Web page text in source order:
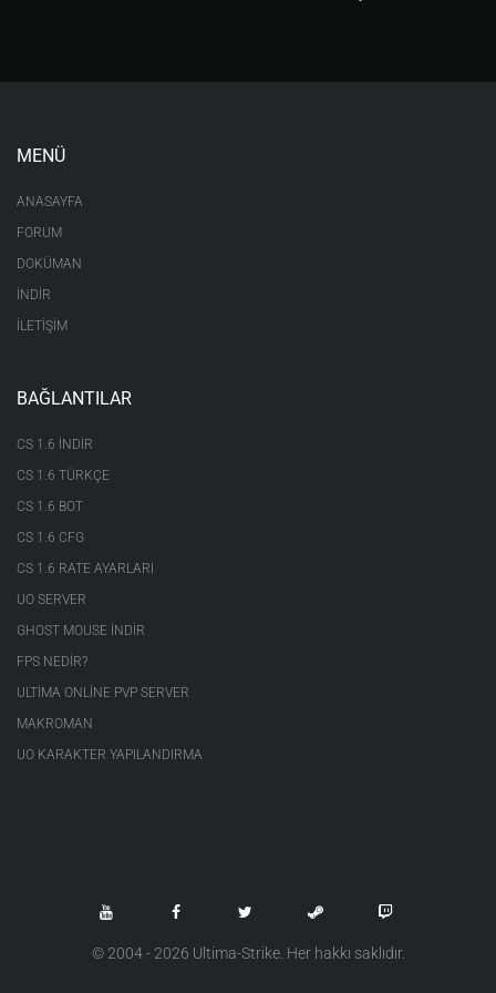
if (strmatch(´<src.region.events>´,´r_house_p
else
Kullanilir...
if (strmatch(´<src.region.events>´,´r_house_p
ublic´)) || (strmatch(´<src.region.events>´,
´r_house_private´))
src.sysmessage @0785,1,1 Bu Komut Sadece Evde
return 1
MENÜ
ANASAYFA
FORUM
DOKÜMAN
İNDİR
İLETİŞİM
BAĞLANTILAR
CS 1.6 INDIR
CS 1.6 TÜRKÇE
CS 1.6 BOT
CS 1.6 CFG
CS 1.6 RATE AYARLARI
UO SERVER
GHOST MOUSE INDIR
FPS NEDIR?
ULTIMA ONLINE PVP SERVER
MAKROMAN
UO KARAKTER YAPILANDIRMA
© 2004 - 2026 Ultima-Strike. Her hakkı saklıdır.